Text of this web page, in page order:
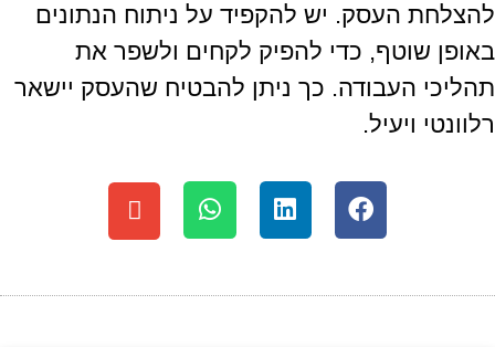
להצלחת העסק. יש להקפיד על ניתוח הנתונים
באופן שוטף, כדי להפיק לקחים ולשפר את
תהליכי העבודה. כך ניתן להבטיח שהעסק יישאר
רלוונטי ויעיל.